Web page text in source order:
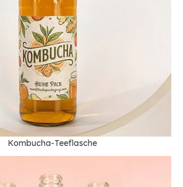
Kombucha-Teeflasche